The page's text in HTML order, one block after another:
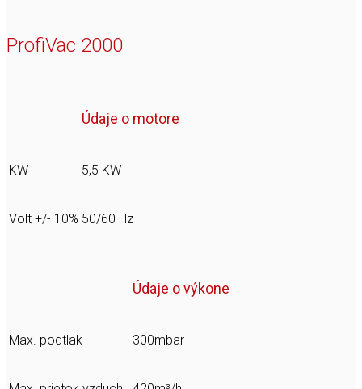
ProfiVac 2000
Údaje o motore
KW 5,5 KW
Volt +/- 10% 50/60 Hz
Údaje o výkone
Max. podtlak 300mbar